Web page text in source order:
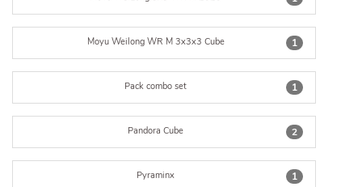
1
Moyu Weilong WR M 3x3x3 Cube
1
Pack combo set
2
Pandora Cube
1
Pyraminx